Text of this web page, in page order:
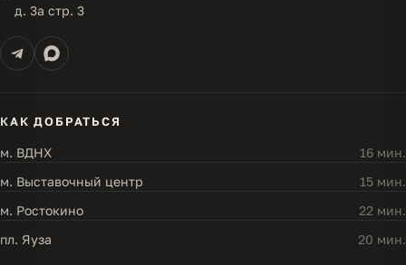
д. 3а стр. 3
КАК ДОБРАТЬСЯ
м. ВДНХ
16 мин.
м. Выставочный центр
15 мин.
м. Ростокино
22 мин.
пл. Яуза
20 мин.